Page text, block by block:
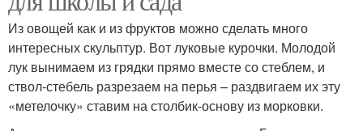
Из овощей как и из фруктов можно сделать много
интересных скульптур. Вот луковые курочки. Молодой
лук вынимаем из грядки прямо вместе со стеблем, и
ствол-стебель разрезаем на перья – раздвигаем их эту
«метелочку» ставим на столбик-основу из морковки.